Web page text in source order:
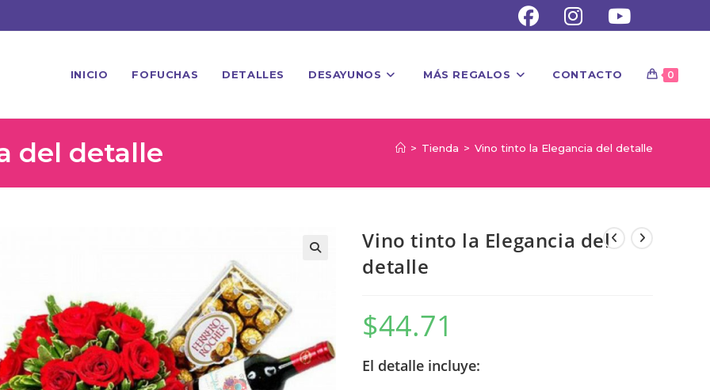
INICIO FOFUCHAS DETALLES DESAYUNOS MÁS REGALOS CONTACTO 0
del detalle > Tienda > Vino tinto la Elegancia del detalle
Vino tinto la Elegancia del
detalle
$44.71
El detalle incluye: